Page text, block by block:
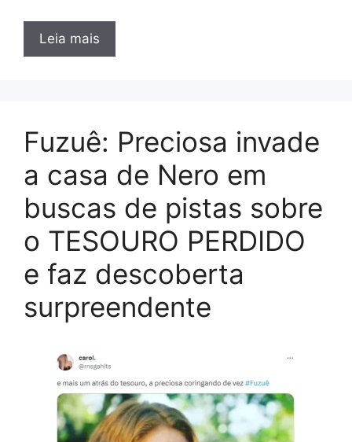
Leia mais
Fuzuê: Preciosa invade
a casa de Nero em
buscas de pistas sobre
o TESOURO PERDIDO
e faz descoberta
surpreendente